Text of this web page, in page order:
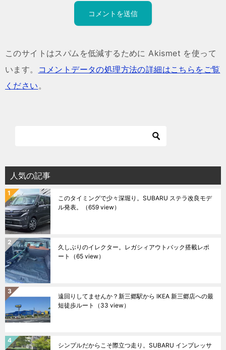
このサイトはスパムを低減するために Akismet を使って
います。
コメントデータの処理方法の詳細はこちらをご覧
ください。
人気の記事
このタイミングで少々深堀り。SUBARU ステラ改良モデ
ル発表。
（659 view）
久しぶりのイレクター。レガシィアウトバック搭載レポ
ート
（65 view）
遠回りしてませんか？新三郷駅から IKEA 新三郷店への最
短徒歩ルート
（33 view）
シンプルだからこそ際立つ走り。SUBARU インプレッサ